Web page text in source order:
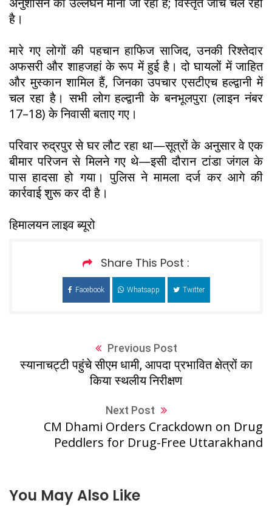
है।
मारे गए लोगों की पहचान हाफिज साजिद, उनकी रिश्तेदार
अफसरी और शाहजहां के रूप में हुई है। दो घायलों में जाहित
और मुस्कान शामिल हैं, जिनका उपचार एसटीएच हल्द्वानी में
चल रहा है। सभी लोग हल्द्वानी के बनभूलपुरा (लाइन नंबर
17–18) के निवासी बताए गए।
परिवार रुद्रपुर से घर लौट रहा था—सूत्रों के अनुसार वे एक
बीमार परिजन से मिलने गए थे—इसी दौरान टांडा जंगल के
पास हादसा हो गया। पुलिस ने मामला दर्ज कर आगे की
कार्रवाई शुरू कर दी है।
हिमालयन लाइव ब्यूरो
Share This Post :
Facebook Whatsapp Twitter
Previous Post
स्यानाचट्टी पहुंचे सीएम धामी, आपदा प्रभावित क्षेत्रों का
किया स्थलीय निरीक्षण
Next Post
CM Dhami Orders Crackdown on Drug
Peddlers for Drug-Free Uttarakhand
You May Also Like